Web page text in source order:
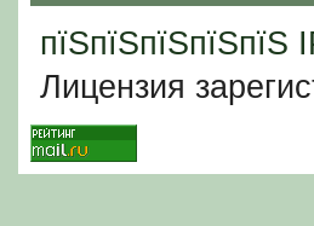
пїЅпїЅпїЅпїЅпїЅ
Лицензия